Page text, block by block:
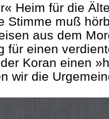
Heim für die
Stimme muß
aus dem
für einen
Koran einen
wir die